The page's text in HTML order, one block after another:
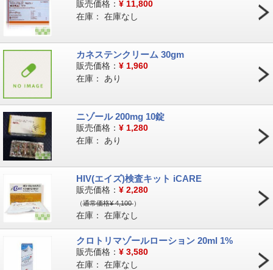
販売価格： ¥ 11,800
在庫： 在庫なし
カネステンクリーム 30gm
販売価格： ¥ 1,960
在庫： あり
ニゾール 200mg 10錠
販売価格： ¥ 1,280
在庫： あり
HIV(エイズ)検査キット iCARE
販売価格： ¥ 2,280
（通常価格¥4,100 ）
在庫： 在庫なし
クロトリマゾールローション 20ml 1%
販売価格： ¥ 3,580
在庫： 在庫なし